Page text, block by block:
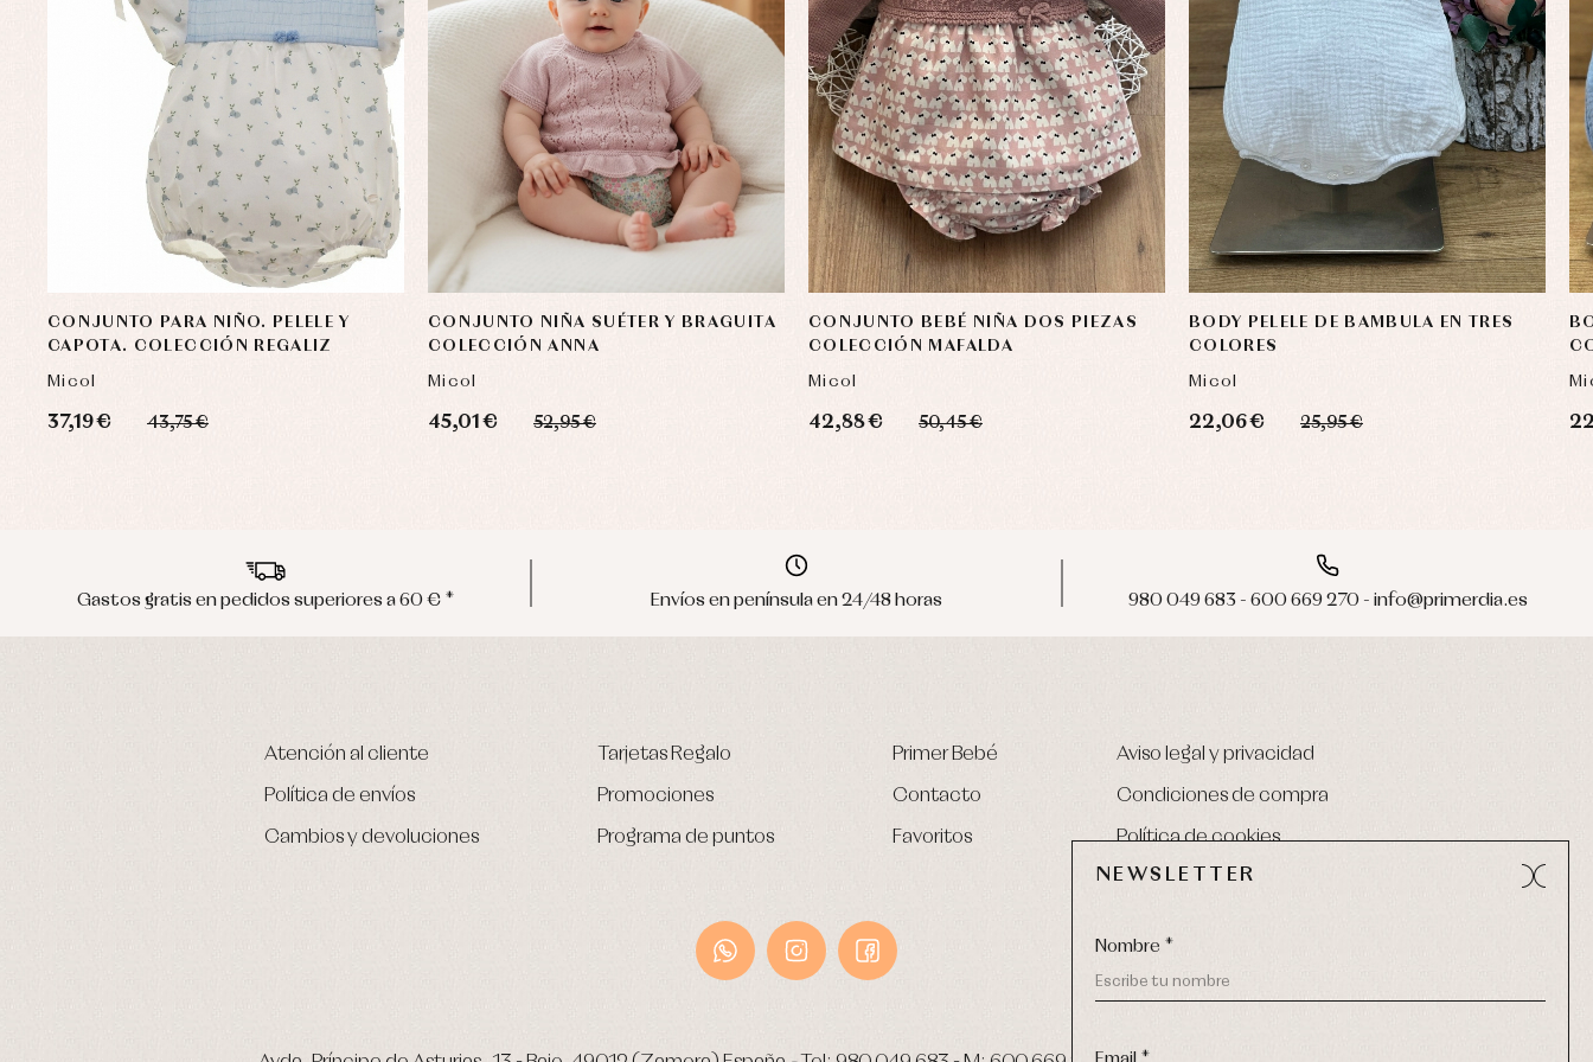
CONJUNTO PARA NIÑO. PELELE Y
CAPOTA. COLECCIÓN REGALIZ
Micol
37,19 € 43,75 €
CONJUNTO NIÑA SUÉTER Y BRAGUITA
COLECCIÓN ANNA
Micol
45,01 € 52,95 €
CONJUNTO BEBÉ NIÑA DOS PIEZAS
COLECCIÓN MAFALDA
Micol
42,88 € 50,45 €
BODY PELELE DE BAMBULA EN TRES
COLORES
Micol
22,06 € 25,95 €
Gastos gratis en pedidos superiores a 60 € * Envíos en península en 24/48 horas 980 049 683 - 600 669 270 - info@primerdia.es
Atención al cliente
Política de envíos
Cambios y devoluciones
Tarjetas Regalo
Promociones
Programa de puntos
Primer Bebé
Contacto
Favoritos
Aviso legal y privacidad
Condiciones de compra
Política de cookies
NEWSLETTER
Nombre *